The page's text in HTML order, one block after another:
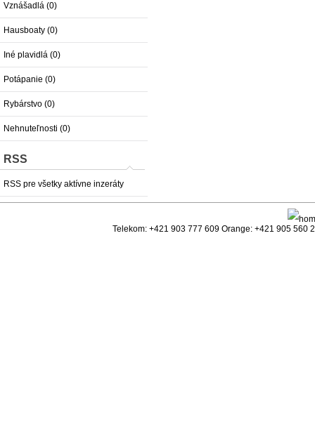
Vznášadlá (0)
Hausboaty (0)
Iné plavidlá (0)
Potápanie (0)
Rybárstvo (0)
Nehnuteľnosti (0)
RSS
RSS pre všetky aktívne inzeráty
Telekom: +421 903 777 609 Orange: +421 905 560